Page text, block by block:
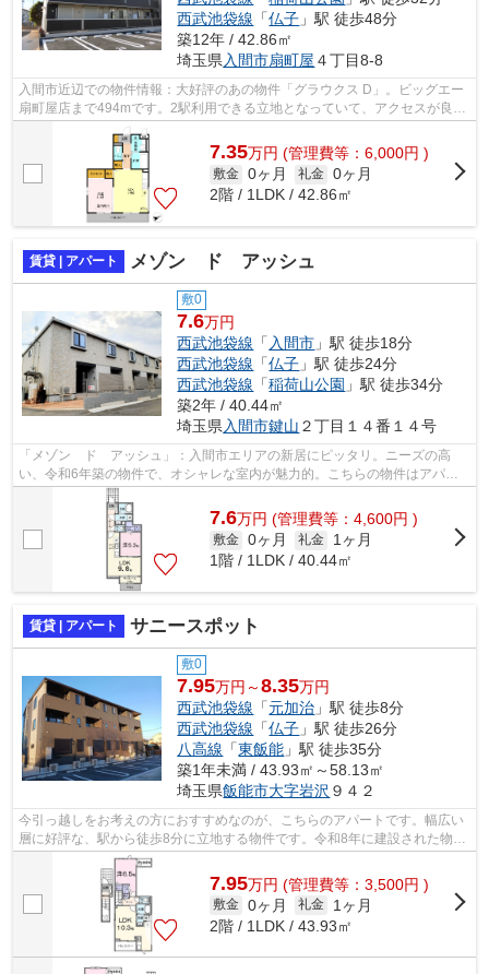
西武池袋線 「仏子 」駅 徒歩48分
築12年 / 42.86㎡
埼玉県 入間市扇町屋 ４丁目8-8
入間市近辺での物件情報：大好評のあの物件「グラウクス D」。ビッグエー
扇町屋店まで494mです。2駅利用できる立地となっていて、アクセスが良い
です。新たな回線工事が必要ない、経...
7.35万円 (管理費等：6,000円 )
敷金 0ヶ月 礼金 0ヶ月
2階 / 1LDK / 42.86㎡
賃貸 | アパート メゾン ド アッシュ
敷0
7.6万円
西武池袋線 「 入間市 」駅 徒歩18分
西武池袋線 「仏子 」駅 徒歩24分
西武池袋線 「稲荷山公園 」駅 徒歩34分
築2年 / 40.44㎡
埼玉県 入間市鍵山 ２丁目１４番１４号
「メゾン ド アッシュ」：入間市エリアの新居にピッタリ。ニーズの高
い、令和6年築の物件で、オシャレな室内が魅力的。こちらの物件はアパー
トです。ペットもOKなので、ご近所同士の...
7.6万円 (管理費等：4,600円 )
敷金 0ヶ月 礼金
1ヶ月
1階 / 1LDK / 40.44㎡
賃貸 | アパート サニースポット
敷0
7.95万円～8.35万円
西武池袋線 「元加治 」駅 徒歩8分
西武池袋線 「仏子 」駅 徒歩26分
八高線 「東飯能 」駅 徒歩35分
築1年未満 / 43.93㎡～58.13㎡
埼玉県飯能市大字岩沢 ９４２
今引っ越しをお考えの方におすすめなのが、こちらのアパートです。幅広い
層に好評な、駅から徒歩8分に立地する物件です。令和8年に建設された物件
です。新築物件をお探しなら、こちら...
7.95万円 (管理費等：3,500円 )
敷金 0ヶ月 礼金
1ヶ月
2階 / 1LDK / 43.93㎡